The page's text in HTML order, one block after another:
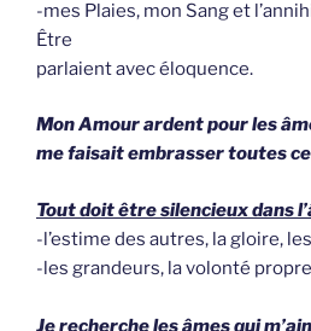
-mes Plaies, mon Sang et
Être
parlaient avec éloquence.
Mon Amour ardent pour les
me faisait embrasser toutes
Tout doit être silencieux dans
-l’estime des autres, la gloire,
-les grandeurs, la volonté
Je recherche les âmes qui